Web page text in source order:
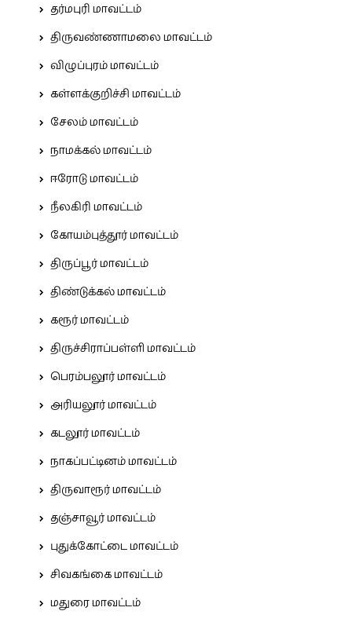
தர்மபுரி மாவட்டம்
திருவண்ணாமலை மாவட்டம்
விழுப்புரம் மாவட்டம்
கள்ளக்குறிச்சி மாவட்டம்
சேலம் மாவட்டம்
நாமக்கல் மாவட்டம்
ஈரோடு மாவட்டம்
நீலகிரி மாவட்டம்
கோயம்புத்தூர் மாவட்டம்
திருப்பூர் மாவட்டம்
திண்டுக்கல் மாவட்டம்
கரூர் மாவட்டம்
திருச்சிராப்பள்ளி மாவட்டம்
பெரம்பலூர் மாவட்டம்
அரியலூர் மாவட்டம்
கடலூர் மாவட்டம்
நாகப்பட்டினம் மாவட்டம்
திருவாரூர் மாவட்டம்
தஞ்சாவூர் மாவட்டம்
புதுக்கோட்டை மாவட்டம்
சிவகங்கை மாவட்டம்
மதுரை மாவட்டம்